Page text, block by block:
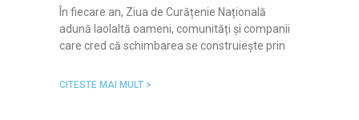
În fiecare an, Ziua de Curățenie Națională
adună laolaltă oameni, comunități și companii
care cred că schimbarea se construiește prin
CITESTE MAI MULT >